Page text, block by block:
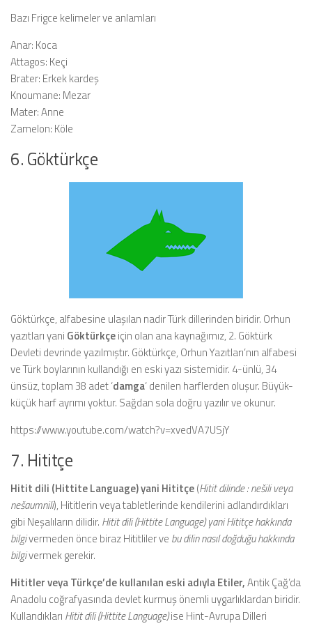
Bazı Frigce kelimeler ve anlamları
Anar: Koca
Attagos: Keçi
Brater: Erkek kardeş
Knoumane: Mezar
Mater:Anne
Zamelon: Köle
6. Göktürkçe
Göktürkçe, alfabesine ulaşılan nadir Türk dillerinden biridir. Orhun
yazıtları yani Göktürkçeiçin olan ana kaynağımız, 2. Göktürk
Devleti devrinde yazılmıştır. Göktürkçe, Orhun Yazıtları’nın alfabesi
ve Türk boylarının kullandığı en eski yazı sistemidir. 4-ünlü, 34
ünsüz, toplam 38 adet ‘damga‘ denilen harflerden oluşur. Büyük-
küçük harf ayrımı yoktur. Sağdan sola doğru yazılır ve okunur.
https://www.youtube.com/watch?v=xvedVA7USjY
7. Hititçe
Hitit dili (Hittite Language) yani Hititçe(Hitit dilinde : nešili veya
nešaumnili), Hititlerin veya tabletlerinde kendilerini adlandırdıkları
gibi Neşalıların dilidir. Hitit dili (Hittite Language) yani Hititçe hakkında
bilgivermeden önce biraz Hititliler ve bu dilin nasıl doğduğu hakkında
bilgivermek gerekir.
Hititler veya Türkçe’de kullanılan eski adıyla Etiler,Antik Çağ’da
Anadolu coğrafyasında devlet kurmuş önemli uygarlıklardan biridir.
Kullandıkları Hitit dili (Hittite Language)ise Hint-Avrupa Dilleri